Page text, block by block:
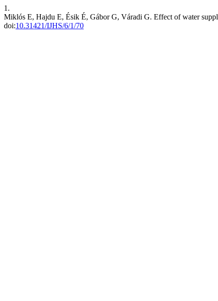
1.
Miklós E, Hajdu E, Ésik É, Gábor G, Váradi G. Effect of water
doi:10.31421/IJHS/6/1/70